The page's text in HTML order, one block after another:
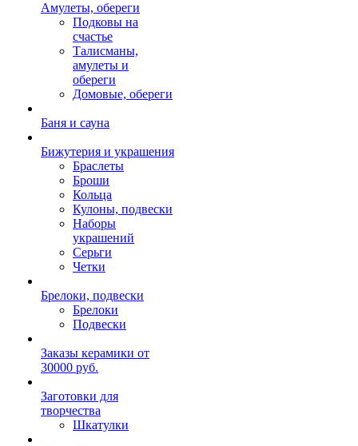
Амулеты, обереги
Подковы на
счастье
Талисманы,
амулеты и
обереги
Домовые, обереги
Баня и сауна
Бижутерия и украшения
Браслеты
Броши
Кольца
Кулоны, подвески
Наборы
украшений
Серьги
Четки
Брелоки, подвески
Брелоки
Подвески
Заказы керамики от
30000 руб.
Заготовки для
творчества
Шкатулки